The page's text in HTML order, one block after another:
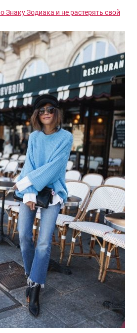
Знаку Зодиака и не растерять свой